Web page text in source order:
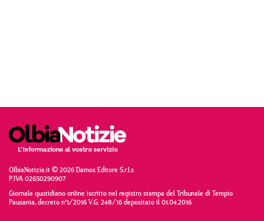
OlbiaNotizie.it © 2026 Damos Editore S.r.l.s
P.IVA 02650290907
Giornale quotidiano online iscritto nel registro stampa del Tribunale di Tempio
Pausania, decreto n°1/2016 V.G. 248/16 depositato il 01.04.2016